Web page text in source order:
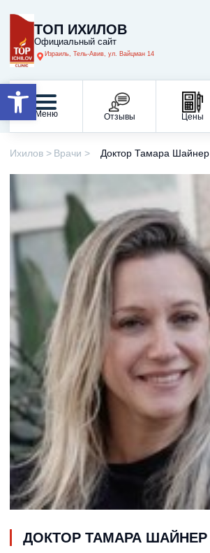
Открыть панель инструментов
ТОП ИХИЛОВ
Официальный сайт
Израиль, Тель-Авив, ул. Вайцман 14
Меню Отзывы Цены
ДОКТОР ТАМАРА ШАЙНЕР
Ихилов Врачи Доктор Тамара Шайнер